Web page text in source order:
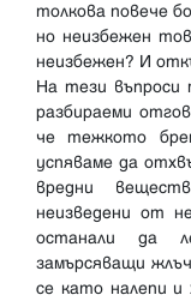
толкова повече
но неизбежен
неизбежен? И
На тези въпроси
разбираеми
че тежкото
успяваме да
вредни
неизведени от
останали да
замърсяващи
се като налепи и